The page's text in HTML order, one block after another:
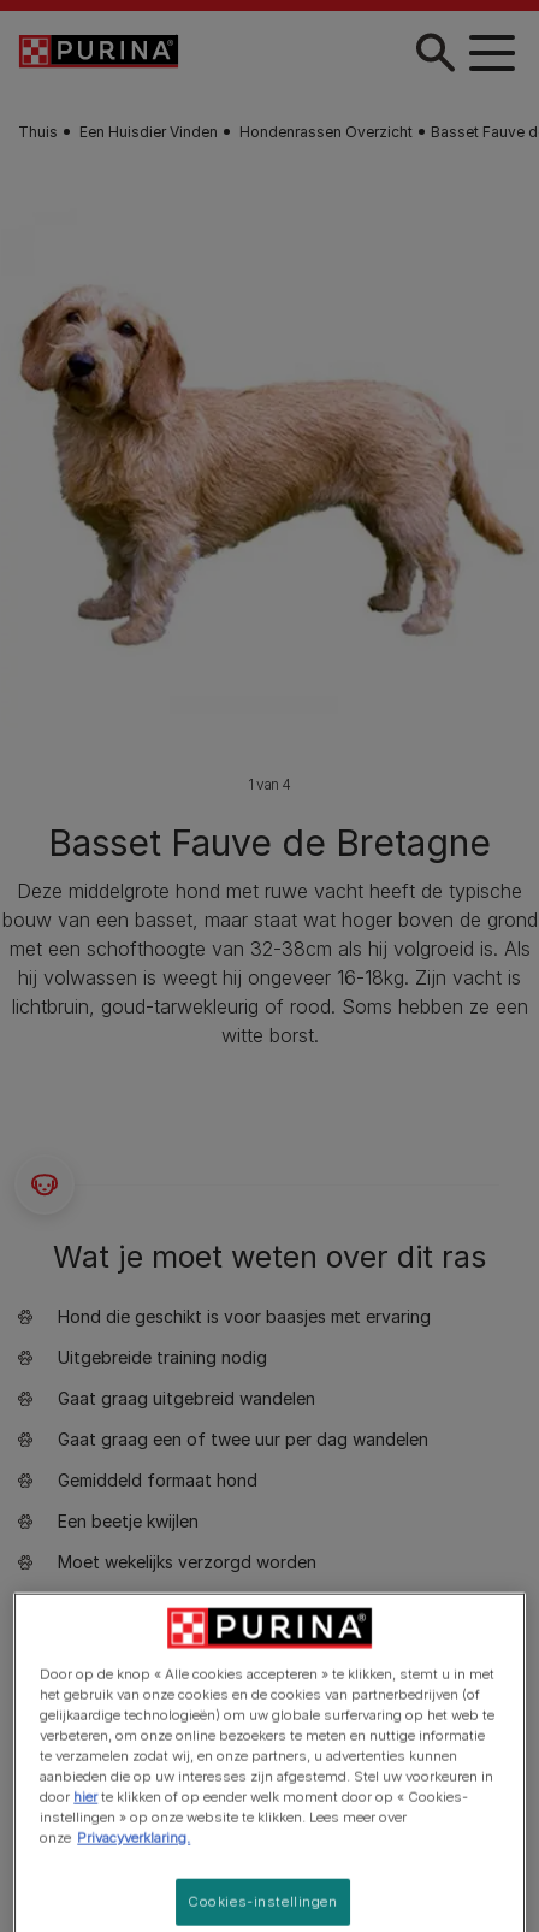
Skip to main content
Thuis Een Huisdier Vinden Hondenrassen Overzicht Basset Fauve
Basset Fauve de Bretagne
Deze middelgrote hond met ruwe vacht heeft de typische
bouw van een basset, maar staat wat hoger boven de grond
met een schofthoogte van 32-38cm als hij volgroeid is. Als
hij volwassen is weegt hij ongeveer 16-18kg. Zijn vacht is
lichtbruin, goud-tarwekleurig of rood. Soms hebben ze een
witte borst.
1 van 4
Wat je moet weten over dit ras
Hond die geschikt is voor baasjes met ervaring
Uitgebreide training nodig
Gaat graag uitgebreid wandelen
Gaat graag een of twee uur per dag wandelen
Gemiddeld formaat hond
Een beetje kwijlen
Moet wekelijks verzorgd worden
Blaffende en spraakzame hond
Geen waakhond
Gaat goed samen met andere huisdieren
Door op de knop « Alle cookies accepteren » te klikken, stemt u in met
het gebruik van onze cookies en de cookies van partnerbedrijven (of
gelijkaardige technologieën) om uw globale surfervaring op het web te
verbeteren, om onze online bezoekers te meten en nuttige informatie
te verzamelen zodat wij, en onze partners, u advertenties kunnen
aanbieden die op uw interesses zijn afgestemd. Stel uw voorkeuren in
door hierte klikken of op eender welk moment door op « Cookies-
instellingen » op onze website te klikken. Lees meer over
onze Privacyverklaring.
Cookies-instellingen